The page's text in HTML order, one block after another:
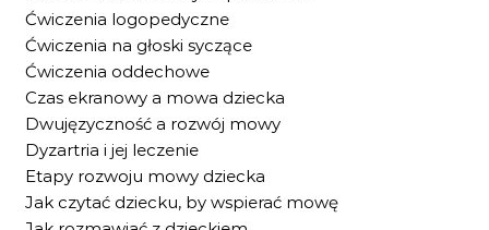
Ćwiczenia logopedyczne
Ćwiczenia na głoski syczące
Ćwiczenia oddechowe
Czas ekranowy a mowa dziecka
Dwujęzyczność a rozwój mowy
Dyzartria i jej leczenie
Etapy rozwoju mowy dziecka
Jak czytać dziecku, by wspierać mowę